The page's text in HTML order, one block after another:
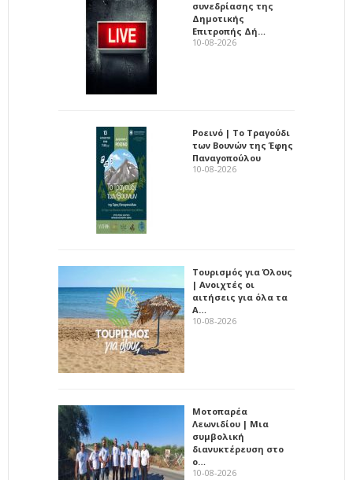
συνεδρίασης της
Δημοτικής
Επιτροπής Δή…
10-08-2026
Ροεινό | Το Τραγούδι
των Βουνών της Έφης
Παναγοπούλου
10-08-2026
Τουρισμός για Όλους
| Ανοιχτές οι
αιτήσεις για όλα τα
Α…
10-08-2026
Μοτοπαρέα
Λεωνιδίου | Μια
συμβολική
διανυκτέρευση στο
ο…
10-08-2026